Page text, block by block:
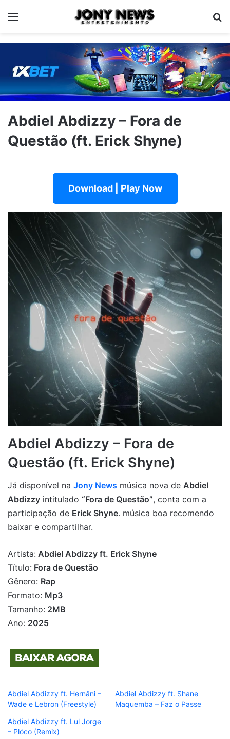
Menu
Abdiel Abdizzy – Fora de
Questão (ft. Erick Shyne)
Download | Play Now
Abdiel Abdizzy – Fora de
Questão (ft. Erick Shyne)
Já disponível na Jony News música nova de Abdiel
Abdizzy intitulado “Fora de Questão”, conta com a
participação de Erick Shyne. música boa recomendo
baixar e compartilhar.
Artista: Abdiel Abdizzy ft. Erick Shyne
Título: Fora de Questão
Gênero: Rap
Formato: Mp3
Tamanho: 2MB
Ano: 2025
Abdiel Abdizzy ft. Hernâni –
Wade e Lebron (Freestyle)
Abdiel Abdizzy ft. Shane
Maquemba – Faz o Passe
Abdiel Abdizzy ft. Lul Jorge
– Plóco (Remix)